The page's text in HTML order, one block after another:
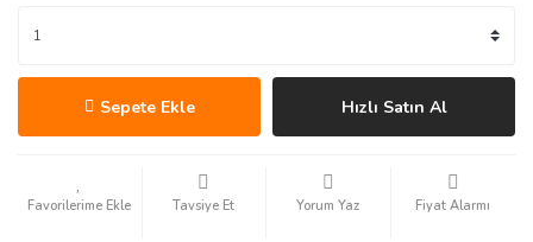
Sepete Ekle Hızlı Satın Al
Tavsiye Et Yorum Yaz Fiyat Alarmı